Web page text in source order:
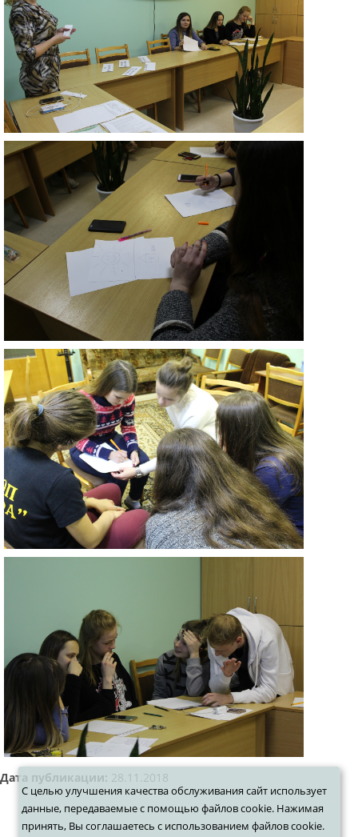
Дата публикации: 28.11.2018
С целью улучшения качества обслуживания сайт использует
данные, передаваемые с помощью файлов cookie. Нажимая
принять, Вы соглашаетесь с использованием файлов cookie.